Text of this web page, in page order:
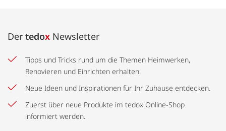
Der tedox Newsletter
Tipps und Tricks rund um die Themen Heimwerken,
Renovieren und Einrichten erhalten.
Neue Ideen und Inspirationen für Ihr Zuhause entdecken.
Zuerst über neue Produkte im tedox Online-Shop
informiert werden.